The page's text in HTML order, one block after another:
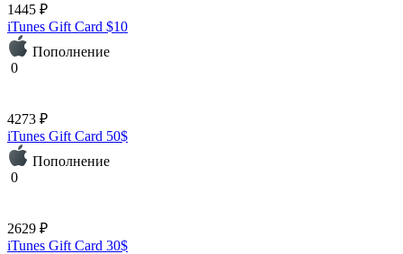
1445 ₽
iTunes Gift Card $10
Пополнение
0
4273 ₽
iTunes Gift Card 50$
Пополнение
0
2629 ₽
iTunes Gift Card 30$